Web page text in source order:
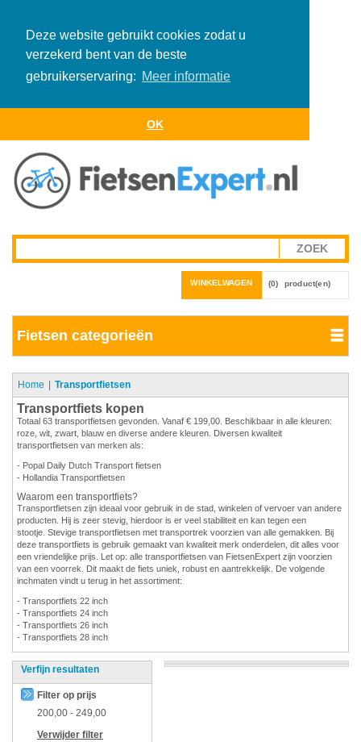
Deze website gebruikt cookies zodat u
verzekerd bent van de beste
gebruikerservaring: Meer informatie
OK
WINKELWAGEN (0) product(en)
Fietsen categorieën
Home Transportfietsen
Transportfiets kopen
Totaal 63 transportfietsen gevonden. Vanaf € 199,00. Beschikbaar in alle kleuren:
roze, wit, zwart, blauw en diverse andere kleuren. Diversen kwaliteit
transportfietsen van merken als:
- Popal Daily Dutch Transport fietsen
- Hollandia Transportfietsen
Waarom een transportfiets?
Transportfietsen zijn ideaal voor gebruik in de stad, winkelen of vervoer van andere
producten. Hij is zeer stevig, hierdoor is er veel stabiliteit en kan tegen een
stootje. Stevige transportfietsen met transportrek voorzien van alle gemakken. Bij
deze transportfiets is gebruik gemaakt van kwaliteit merk onderdelen, dit alles voor
een vriendelijke prijs. Let op: alle transportfietsen van FietsenExpert zijn voorzien
van een voorrek. Dit maakt de fiets uniek, robust en aantrekkelijk. De volgende
inchmaten vindt u terug in het assortiment:
- Transportfiets 22 inch
- Transportfiets 24 inch
- Transportfiets 26 inch
- Transportfiets 28 inch
Verfijn resultaten
Filter op prijs
200,00 - 249,00
Verwijder filter